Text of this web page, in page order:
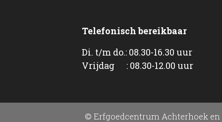
Telefonisch bereikbaar
Di. t/m do.: 08.30-16.30 uur
Vrijdag : 08.30-12.00 uur
© Erfgoedcentrum Achterhoek en